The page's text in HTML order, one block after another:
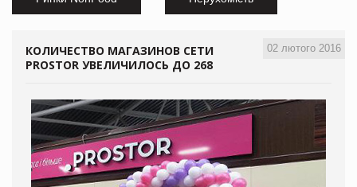
02 лютого 2016
КОЛИЧЕСТВО МАГАЗИНОВ СЕТИ
PROSTOR УВЕЛИЧИЛОСЬ ДО 268